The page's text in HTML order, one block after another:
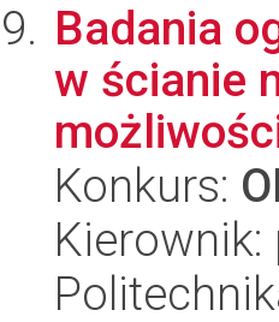
Badania
w ścianie
Konkurs:
Kierownik: